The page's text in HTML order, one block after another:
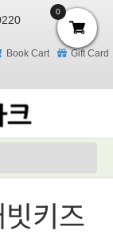
Book Cart
Gift Card
키즈
0